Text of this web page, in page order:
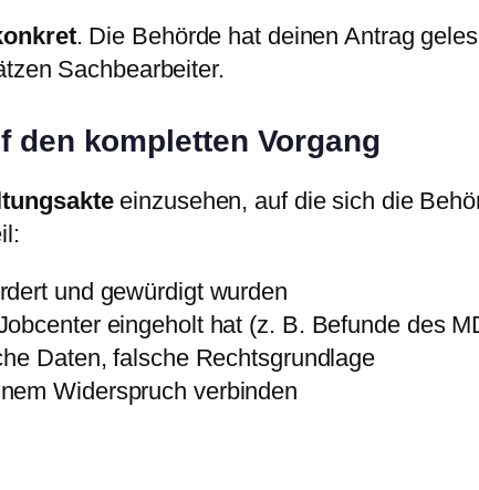
. Die Behörde hat deinen Antrag
Sachbearbeiter.
den kompletten Vorgang
einzusehen, auf die sich die
und gewürdigt wurden
eingeholt hat (z. B. Befunde des
Daten, falsche Rechtsgrundlage
Widerspruch verbinden